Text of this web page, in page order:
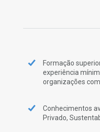
Formação
experiência
organizações
Conhecimentos
Privado,